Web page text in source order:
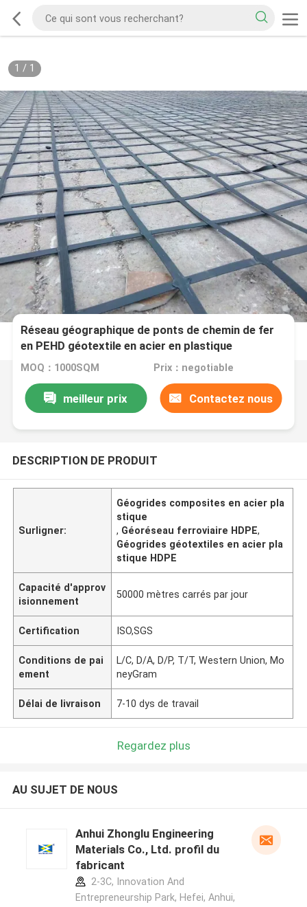
1 / 1
Réseau géographique de ponts de chemin de fer
en PEHD géotextile en acier en plastique
composite
MOQ：1000SQM Prix：negotiable
meilleur prix Contactez nous
DESCRIPTION DE PRODUIT
Surligner:
Géogrides composites en acier pla
stique
, Géoréseau ferroviaire HDPE,
Géogrides géotextiles en acier pla
stique HDPE
Capacité d'approv
isionnement
50000 mètres carrés par jour
Certification ISO,SGS
Conditions de pai
ement
L/C, D/A, D/P, T/T, Western Union, Mo
neyGram
Délai de livraison 7-10 dys de travail
Regardez plus
AU SUJET DE NOUS
Anhui Zhonglu Engineering
Materials Co., Ltd. profil du
fabricant
2-3C, Innovation And
Entrepreneurship Park, Hefei, Anhui,